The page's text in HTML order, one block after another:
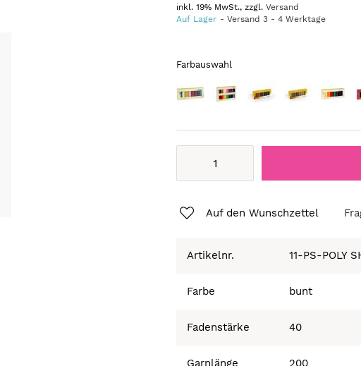
inkl. 19% MwSt., zzgl.Versand
Auf Lager
Versand3 -4 Werktage
Farbauswahl
Auf den Wunschzettel
Artikelnr. 11-PS-POLY
Farbe bunt
Fadenstärke 40
Garnlänge 200